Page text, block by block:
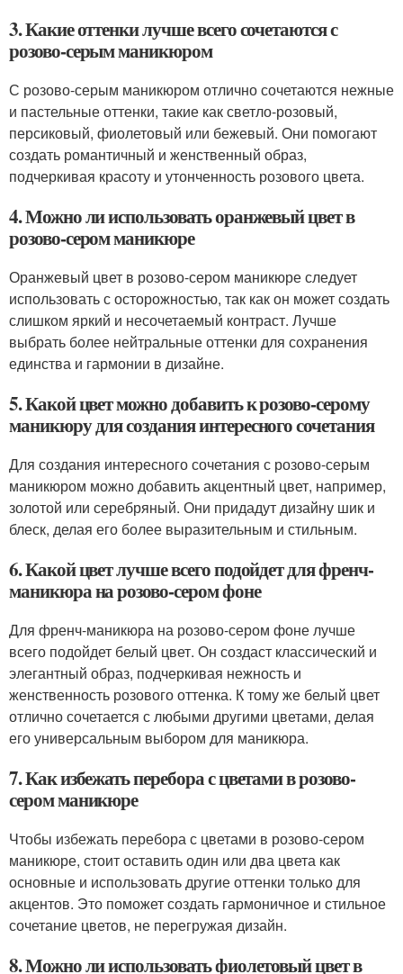
3. Какие оттенки лучше всего сочетаются с
розово-серым маникюром
С розово-серым маникюром отлично сочетаются нежные
и пастельные оттенки, такие как светло-розовый,
персиковый, фиолетовый или бежевый. Они помогают
создать романтичный и женственный образ,
подчеркивая красоту и утонченность розового цвета.
4. Можно ли использовать оранжевый цвет в
розово-сером маникюре
Оранжевый цвет в розово-сером маникюре следует
использовать с осторожностью, так как он может создать
слишком яркий и несочетаемый контраст. Лучше
выбрать более нейтральные оттенки для сохранения
единства и гармонии в дизайне.
5. Какой цвет можно добавить к розово-серому
маникюру для создания интересного сочетания
Для создания интересного сочетания с розово-серым
маникюром можно добавить акцентный цвет, например,
золотой или серебряный. Они придадут дизайну шик и
блеск, делая его более выразительным и стильным.
6. Какой цвет лучше всего подойдет для френч-
маникюра на розово-сером фоне
Для френч-маникюра на розово-сером фоне лучше
всего подойдет белый цвет. Он создаст классический и
элегантный образ, подчеркивая нежность и
женственность розового оттенка. К тому же белый цвет
отлично сочетается с любыми другими цветами, делая
его универсальным выбором для маникюра.
7. Как избежать перебора с цветами в розово-
сером маникюре
Чтобы избежать перебора с цветами в розово-сером
маникюре, стоит оставить один или два цвета как
основные и использовать другие оттенки только для
акцентов. Это поможет создать гармоничное и стильное
сочетание цветов, не перегружая дизайн.
8. Можно ли использовать фиолетовый цвет в